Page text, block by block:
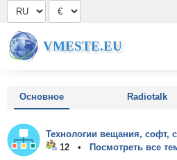
VMESTE.EU
Основное Radiotalk
Технологии вещания, софт,
12 •
Посмотреть все